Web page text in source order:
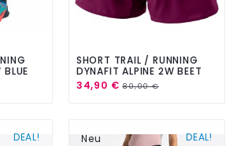
SHORT TRAIL / RUNNING
DYNAFIT ALPINE 2W BEET
RED
34,90 €80,00 €
DEAL! DEAL!
Neu